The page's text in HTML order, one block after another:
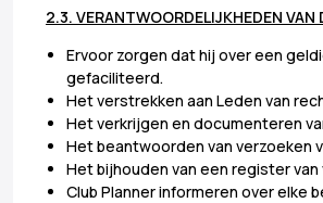
2.3. VERANTWOORDELIJKHEDEN
Ervoor zorgen dat hij over een
gefaciliteerd.
Het verstrekken aan Leden van
Het verkrijgen en documenteren
Het beantwoorden van verzoeken
Het bijhouden van een register
Club Planner informeren over elke